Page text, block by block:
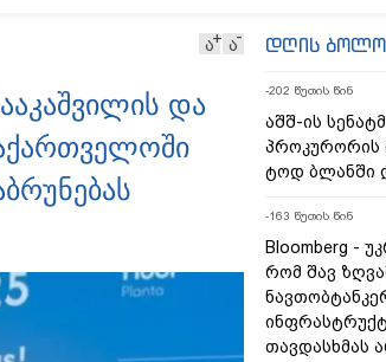
ა ა
და
დღის ბოლო
-202 წუთის წინ
აშშ-ის
პროკურორის
ტოდ ბლანში
-163 წუთის წინ
Bloomberg -
რომ შავ
თავდასხმას